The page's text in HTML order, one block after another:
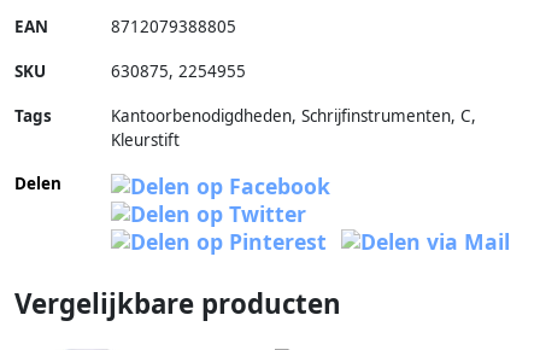
EAN 8712079388805
SKU 630875, 2254955
Tags
Kantoorbenodigdheden, Schrijfinstrumenten, C,
Kleurstift
Delen
Vergelijkbare producten